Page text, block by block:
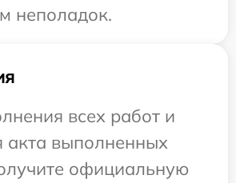
неполадок.
всех работ и
акта выполненных
официальную